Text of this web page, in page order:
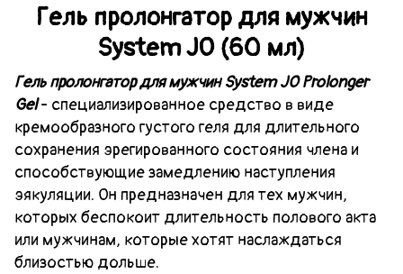
Гель пролонгатор для мужчин
System JO (60 мл)
Гель пролонгатор для мужчин System JOProlonger
Gel- специализированное средство в виде
кремообразного густого геля для длительного
сохранения эрегированного состояния члена и
способствующие замедлению наступления
эякуляции. Он предназначен для тех мужчин,
которых беспокоит длительность полового акта
или мужчинам, которые хотят наслаждаться
близостью дольше.